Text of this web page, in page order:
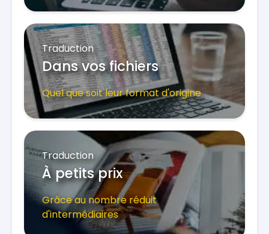
Traduction
Dans vos fichiers
Quel que soit leur format d'origine
Traduction
À petits prix
Grâce au nombre réduit
d'intermédiaires